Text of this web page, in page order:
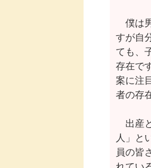
僕は
すが自
ても、
存在で
案に注
者の存
出産
人」と
員の皆